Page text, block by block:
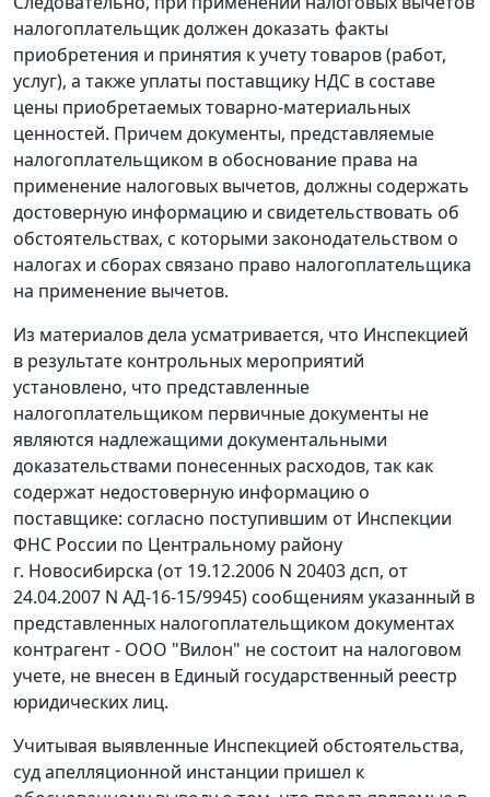
налогоплательщик должен доказать факты
приобретения и принятия к учету товаров (работ,
услуг), а также уплаты поставщику НДС в составе
цены приобретаемых товарно-материальных
ценностей. Причем документы, представляемые
налогоплательщиком в обоснование права на
применение налоговых вычетов, должны содержать
достоверную информацию и свидетельствовать об
обстоятельствах, с которыми законодательством о
налогах и сборах связано право налогоплательщика
на применение вычетов.
Из материалов дела усматривается, что Инспекцией
в результате контрольных мероприятий
установлено, что представленные
налогоплательщиком первичные документы не
являются надлежащими документальными
доказательствами понесенных расходов, так как
содержат недостоверную информацию о
поставщике: согласно поступившим от Инспекции
ФНС России по Центральному району
г. Новосибирска (от 19.12.2006 N 20403 дсп, от
24.04.2007 N АД-16-15/9945) сообщениям указанный в
представленных налогоплательщиком документах
контрагент - ООО "Вилон" не состоит на налоговом
учете, не внесен в Единый государственный реестр
юридических лиц.
Учитывая выявленные Инспекцией обстоятельства,
суд апелляционной инстанции пришел к